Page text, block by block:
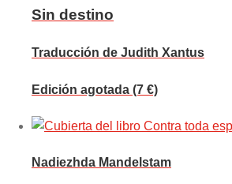
Sin destino
Traducción de Judith Xantus
Edición agotada (7 €)
Nadiezhda Mandelstam